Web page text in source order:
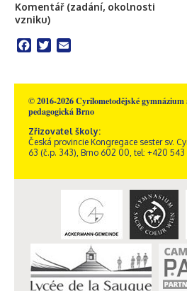
Komentář (zadání, okolnosti
vzniku)
Facebook
Twitter
© 2016-2026 Cyrilometodějské
pedagogická Brno
Zřizovatel školy:
Česká provincie Kongregace sester sv.
63 (č.p. 343), Brno 602 00, tel: +420 543